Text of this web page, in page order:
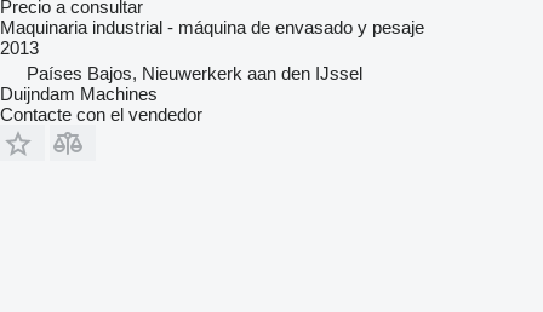
Precio a consultar
Maquinaria industrial - máquina de envasado y pesaje
2013
Países Bajos, Nieuwerkerk aan den IJssel
Duijndam Machines
Contacte con el vendedor